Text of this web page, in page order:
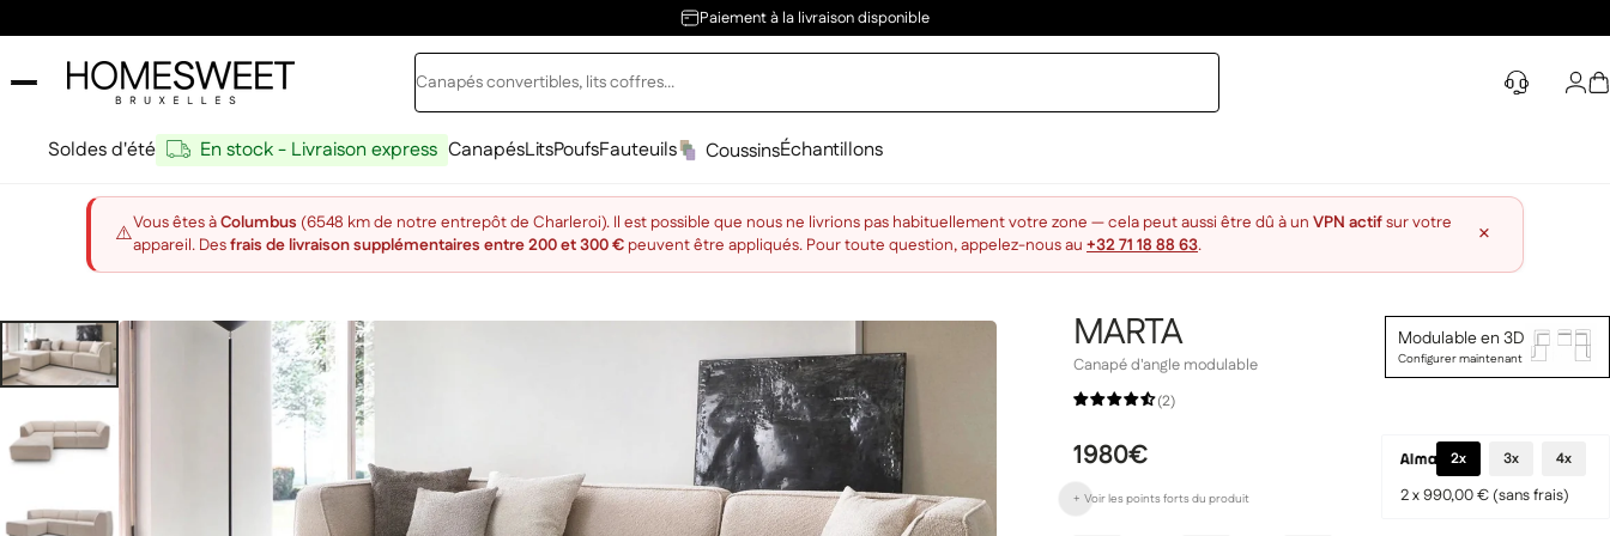
Paiement à la livraison disponible
Home Sweet
Rechercher
Soldes d'été En stock - Livraison express CanapésLitsPoufsFauteuils CoussinsÉchantillons
⚠️Vous êtes àColumbus (6548 km de notre entrepôt de Charleroi). Il est possible que nous ne livrions pas habituellement votre zone — cela peut aussi être dû à un VPN actifsur votre
appareil. Desfrais de livraison supplémentaires entre 200 et 300 € peuvent être appliqués. Pour toute question, appelez-nous au +32 71 18 88 63. ×
MARTA Modulable en 3D
Configurer maintenant
Canapé d'angle modulable
(2)
1980€ 2x 3x 4x
2 x 990,00 € (sans frais)
+ Voir les points fortsdu produit